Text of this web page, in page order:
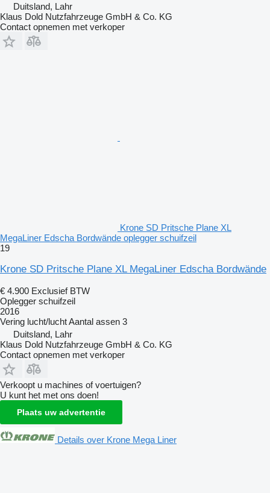
Duitsland, Lahr
Klaus Dold Nutzfahrzeuge GmbH & Co. KG
Contact opnemen met verkoper
Krone SD Pritsche Plane XL
MegaLiner Edscha Bordwände oplegger schuifzeil
19
Krone SD Pritsche Plane XL MegaLiner Edscha Bordwände
€ 4.900 Exclusief BTW
Oplegger schuifzeil
2016
Vering lucht/luchtAantal assen 3
Duitsland, Lahr
Klaus Dold Nutzfahrzeuge GmbH & Co. KG
Contact opnemen met verkoper
Verkoopt u machines of voertuigen?
U kunt het met ons doen!
Plaats uw advertentie
Details over Krone Mega Liner